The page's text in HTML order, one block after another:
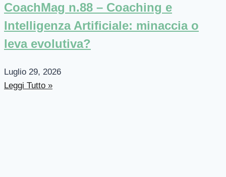
CoachMag n.88 – Coaching e
Intelligenza Artificiale: minaccia o
leva evolutiva?
Luglio 29, 2026
Leggi Tutto »